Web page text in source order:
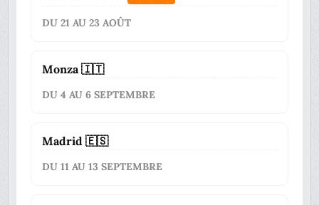
DU 21 AU 23 AOÛT
Monza 🇮🇹
DU 4 AU 6 SEPTEMBRE
Madrid 🇪🇸
DU 11 AU 13 SEPTEMBRE